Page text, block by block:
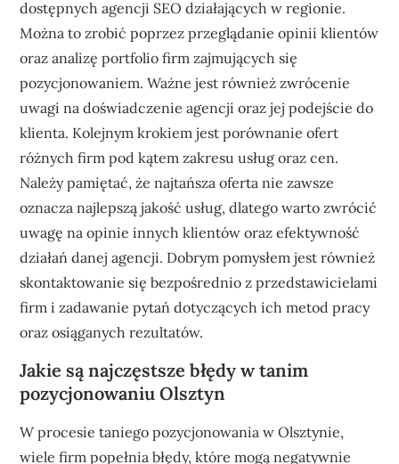
dostępnych agencji SEO działających w regionie.
Można to zrobić poprzez przeglądanie opinii klientów
oraz analizę portfolio firm zajmujących się
pozycjonowaniem. Ważne jest również zwrócenie
uwagi na doświadczenie agencji oraz jej podejście do
klienta. Kolejnym krokiem jest porównanie ofert
różnych firm pod kątem zakresu usług oraz cen.
Należy pamiętać, że najtańsza oferta nie zawsze
oznacza najlepszą jakość usług, dlatego warto zwrócić
uwagę na opinie innych klientów oraz efektywność
działań danej agencji. Dobrym pomysłem jest również
skontaktowanie się bezpośrednio z przedstawicielami
firm i zadawanie pytań dotyczących ich metod pracy
oraz osiąganych rezultatów.
Jakie są najczęstsze błędy w tanim
pozycjonowaniu Olsztyn
W procesie taniego pozycjonowania w Olsztynie,
wiele firm popełnia błędy, które mogą negatywnie